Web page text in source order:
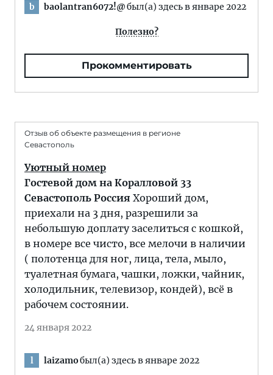
b baolantran6072!@был(а) здесь в январе 2022
Полезно?
Прокомментировать
Отзыв об объекте размещения в регионе
Севастополь
Уютный номер
Гостевой дом на Коралловой 33
Севастополь Россия Хороший дом,
приехали на 3 дня, разрешили за
небольшую доплату заселиться с кошкой,
в номере все чисто, все мелочи в наличии
( полотенца для ног, лица, тела, мыло,
туалетная бумага, чашки, ложки, чайник,
холодильник, телевизор, кондей), всё в
рабочем состоянии.
24 января 2022
l laizamoбыл(а) здесь в январе 2022